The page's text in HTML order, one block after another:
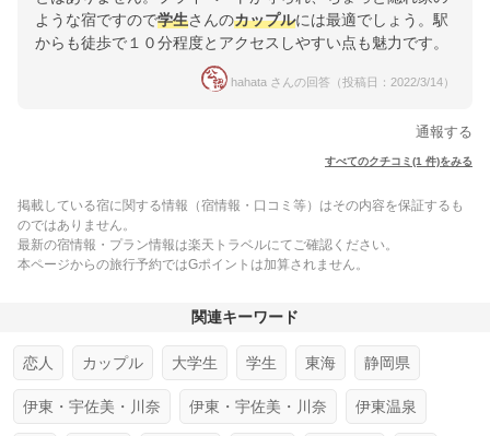
ような宿ですので学生さんのカップルには最適でしょう。駅
からも徒歩で１０分程度とアクセスしやすい点も魅力です。
hahata さんの回答（投稿日：2022/3/14）
通報する
すべてのクチコミ(1 件)をみる
掲載している宿に関する情報（宿情報・口コミ等）はその内容を保証するも
のではありません。
最新の宿情報・プラン情報は楽天トラベルにてご確認ください。
本ページからの旅行予約ではGポイントは加算されません。
関連キーワード
恋人 カップル 大学生 学生 東海 静岡県
伊東・宇佐美・川奈 伊東・宇佐美・川奈 伊東温泉